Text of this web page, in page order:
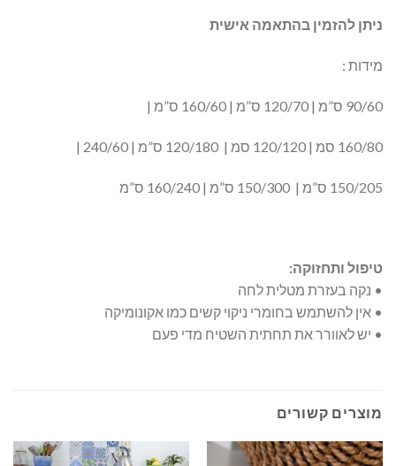
ניתן להזמין בהתאמה אישית
מידות :
90/60 ס”מ | 120/70 ס”מ | 160/60 ס”מ |
160/80 סמ | 120/120 סמ | 120/180 ס”מ | 240/60 |
150/205 ס”מ | 150/300 ס”מ | 160/240 ס”מ
טיפול ותחזוקה:
• נקה בעזרת מטלית לחה
• אין להשתמש בחומרי ניקוי קשים כמו אקונומיקה
• יש לאוורר את תחתית השטיח מדי פעם
מוצרים קשורים